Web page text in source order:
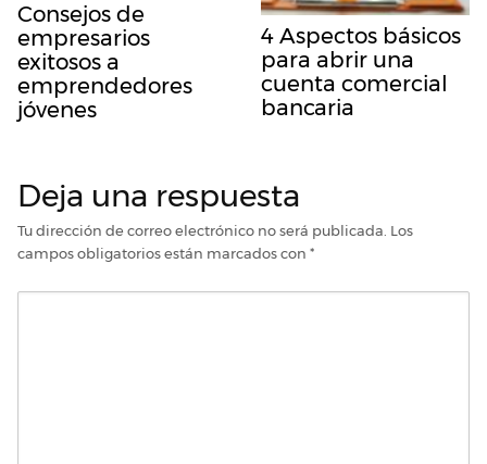
Consejos de
empresarios
exitosos a
emprendedores
jóvenes
4 Aspectos básicos
para abrir una
cuenta comercial
bancaria
Deja una respuesta
Tu dirección de correo electrónico no será publicada. Los
campos obligatorios están marcados con *